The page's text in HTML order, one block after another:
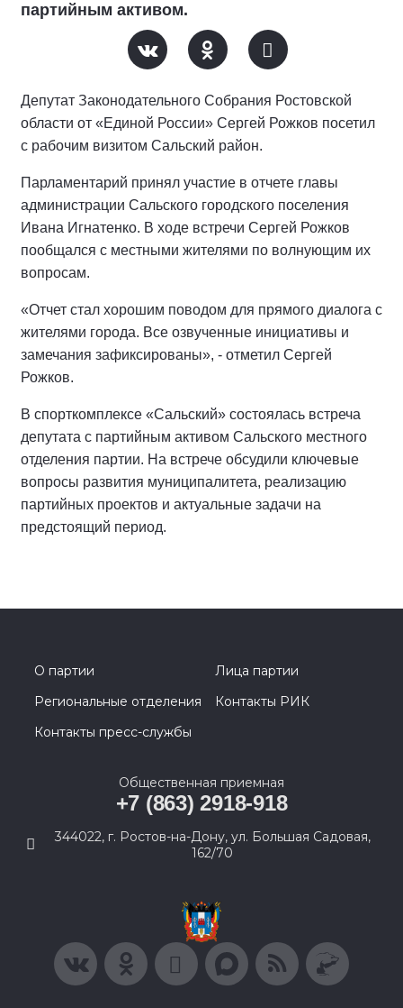
партийным активом.
Депутат Законодательного Собрания Ростовской
области от «Единой России» Сергей Рожков посетил
с рабочим визитом Сальский район.
Парламентарий принял участие в отчете главы
администрации Сальского городского поселения
Ивана Игнатенко. В ходе встречи Сергей Рожков
пообщался с местными жителями по волнующим их
вопросам.
«Отчет стал хорошим поводом для прямого диалога с
жителями города. Все озвученные инициативы и
замечания зафиксированы», - отметил Сергей
Рожков.
В спорткомплексе «Сальский» состоялась встреча
депутата с партийным активом Сальского местного
отделения партии. На встрече обсудили ключевые
вопросы развития муниципалитета, реализацию
партийных проектов и актуальные задачи на
предстоящий период.
О партии
Лица партии
Региональные отделения
Контакты РИК
Контакты пресс-службы
Общественная приемная
+7 (863) 2918-918
344022, г. Ростов-на-Дону, ул. Большая Садовая,
162/70